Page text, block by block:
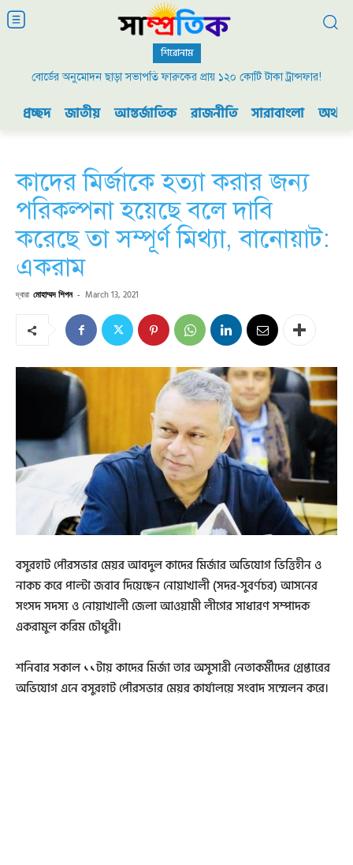
শিরোনাম
বোর্ডের অনুমোদন ছাড়া সভাপতি ফারুকের প্রায় ১২০ কোটি টাকা ট্রান্সফার!
প্রচ্ছদ জাতীয় আন্তর্জাতিক রাজনীতি সারাবাংলা
কাদের মির্জাকে হত্যা করার জন্য
পরিকল্পনা হয়েছে বলে দাবি
করেছে তা সম্পূর্ণ মিথ্যা, বানোয়াট:
একরাম
দ্বারা মোহাম্মদ শিপন - March 13, 2021
বসুরহাট পৌরসভার মেয়র আবদুল কাদের মির্জার অভিযোগ ভিত্তিহীন ও
নাকচ করে পাল্টা জবাব দিয়েছেন নোয়াখালী (সদর-সুবর্ণচর) আসনের
সংসদ সদস্য ও নোয়াখালী জেলা আওয়ামী লীগের সাধারণ সম্পাদক
একরামুল করিম চৌধুরী।
শনিবার সকাল ১১টায় কাদের মির্জা তার অসুসারী নেতাকর্মীদের গ্রেপ্তারের
অভিযোগ এনে বসুরহাট পৌরসভার মেয়র কার্যালয়ে সংবাদ সম্মেলন করে।